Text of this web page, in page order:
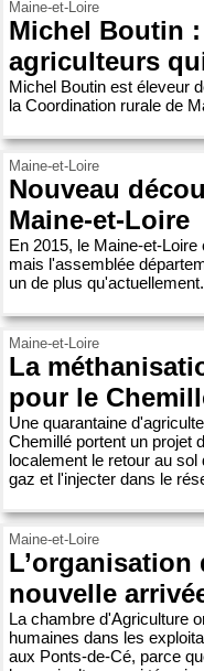
Maine-et-Loire
Michel Boutin
agriculteurs
Michel Boutin est éleveur
la Coordination rurale de
Maine-et-Loire
Nouveau
Maine-et-Loire
En 2015, le Maine-et-
mais l'assemblée
un de plus qu'actuellement.
Maine-et-Loire
La
pour le
Une quarantaine
Chemillé portent un projet
localement le retour au
gaz et l'injecter dans le
Maine-et-Loire
L’organisation
nouvelle
La chambre d'Agriculture
humaines dans les
aux Ponts-de-Cé, parce